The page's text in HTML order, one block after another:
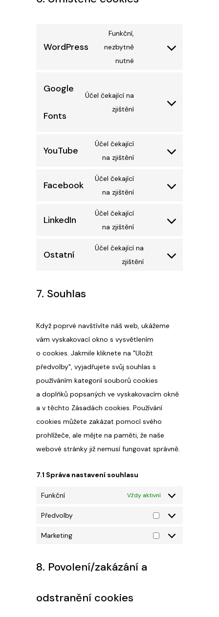
WordPress
Funkční,
nezbytně
nutné
Google
Fonts
Účel čekající na
zjištění
YouTube
Účel čekající
na zjištění
Facebook
Účel čekající
na zjištění
LinkedIn
Účel čekající
na zjištění
service
linkedin
Ostatní
Účel čekající na
zjištění
Consent
7. Souhlas
Když poprvé navštívíte náš web, ukážeme
vám vyskakovací okno s vysvětlením
o cookies. Jakmile kliknete na "Uložit
předvolby", vyjadřujete svůj souhlas s
používáním kategorií souborů cookies
a doplňků popsaných ve vyskakovacím okně
a v těchto Zásadách cookies. Používání
cookies můžete zakázat pomocí svého
prohlížeče, ale mějte na paměti, že naše
webové stránky již nemusí fungovat správně.
7.1 Správa nastavení souhlasu
Funkční Vždy aktivní
Předvolby
Předvolby
Marketing
Marketing
8. Povolení/zakázání a
odstranění cookies